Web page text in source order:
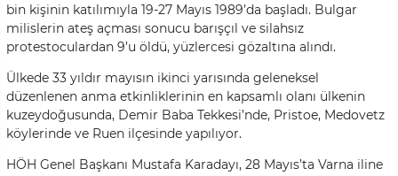
bin kişinin katılımıyla 19-27 Mayıs 1989’da başladı. Bulgar
milislerin ateş açması sonucu barışçıl ve silahsız
protestoculardan 9’u öldü, yüzlercesi gözaltına alındı.
Ülkede 33 yıldır mayısın ikinci yarısında geleneksel
düzenlenen anma etkinliklerinin en kapsamlı olanı ülkenin
kuzeydoğusunda, Demir Baba Tekkesi’nde, Pristoe, Medovetz
köylerinde ve Ruen ilçesinde yapılıyor.
HÖH Genel Başkanı Mustafa Karadayı, 28 Mayıs’ta Varna iline